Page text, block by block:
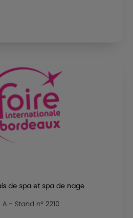
de spa et spa de nage
- Stand n° 2210